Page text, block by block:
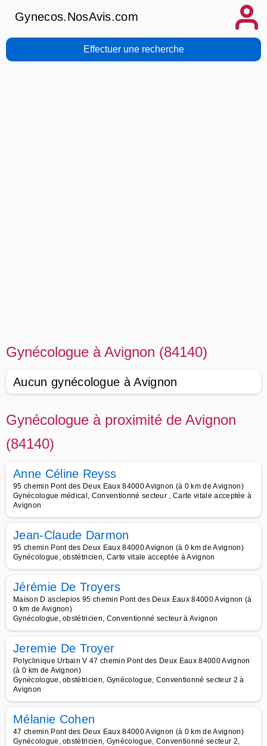
Gynecos.NosAvis.com
Effectuer une recherche
Gynécologue à Avignon (84140)
Aucun gynécologue à Avignon
Gynécologue à proximité de Avignon
(84140)
Anne Céline Reyss
95 chemin Pont des Deux Eaux 84000 Avignon (à 0 km de Avignon)
Gynécologue médical, Conventionné secteur , Carte vitale acceptée à
Avignon
Jean-Claude Darmon
95 chemin Pont des Deux Eaux 84000 Avignon (à 0 km de Avignon)
Gynécologue, obstétricien, Carte vitale acceptée à Avignon
Jérémie De Troyers
Maison D asclepios 95 chemin Pont des Deux Eaux 84000 Avignon (à
0 km de Avignon)
Gynécologue, obstétricien, Conventionné secteur à Avignon
Jeremie De Troyer
Polyclinique Urbain V 47 chemin Pont des Deux Eaux 84000 Avignon
(à 0 km de Avignon)
Gynécologue, obstétricien, Gynécologue, Conventionné secteur 2 à
Avignon
Mélanie Cohen
47 chemin Pont des Deux Eaux 84000 Avignon (à 0 km de Avignon)
Gynécologue, obstétricien, Gynécologue, Conventionné secteur 2,